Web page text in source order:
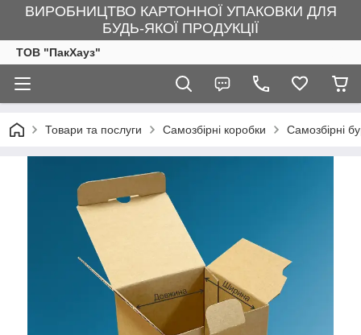
ВИРОБНИЦТВО КАРТОННОЇ УПАКОВКИ ДЛЯ
БУДЬ-ЯКОЇ ПРОДУКЦІЇ
ТОВ "ПакХауз"
Товари та послуги Самозбірні коробки Самозбірні